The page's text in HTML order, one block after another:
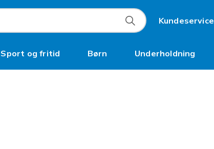
Kundeservice
Sport og fritid Børn Underholdning